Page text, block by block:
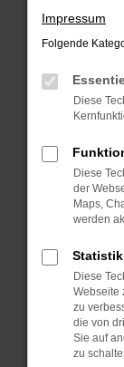
Laden
Prüfe
Manche
Fenster?
Starte
Stelle
sind.
Impressum
Folgende
Diese
Diese
der
Maps,
werden
Diese
Webseite
zu
die von
Sie auf
zu